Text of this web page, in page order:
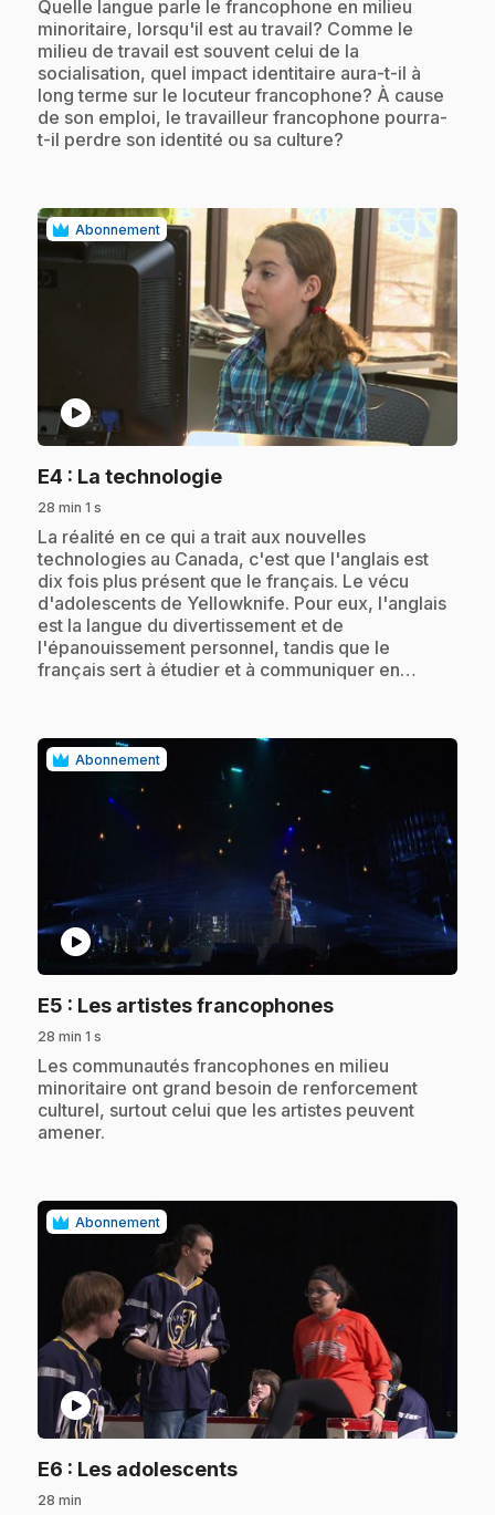
.Quelle langue parle le francophone en milieu
minoritaire, lorsqu'il est au travail? Comme le
milieu de travail est souvent celui de la
socialisation, quel impact identitaire aura-t-il à
long terme sur le locuteur francophone? À cause
de son emploi, le travailleur francophone pourra-
t-il perdre son identité ou sa culture?
Abonnement
play_circle
E4 : La technologie.
28 min 1 s
.La réalité en ce qui a trait aux nouvelles
technologies au Canada, c'est que l'anglais est
dix fois plus présent que le français. Le vécu
d'adolescents de Yellowknife. Pour eux, l'anglais
est la langue du divertissement et de
l'épanouissement personnel, tandis que le
français sert à étudier et à communiquer en…
Abonnement
play_circle
E5 : Les artistes francophones.
28 min 1 s
.Les communautés francophones en milieu
minoritaire ont grand besoin de renforcement
culturel, surtout celui que les artistes peuvent
amener.
Abonnement
play_circle
E6 : Les adolescents.
28 min